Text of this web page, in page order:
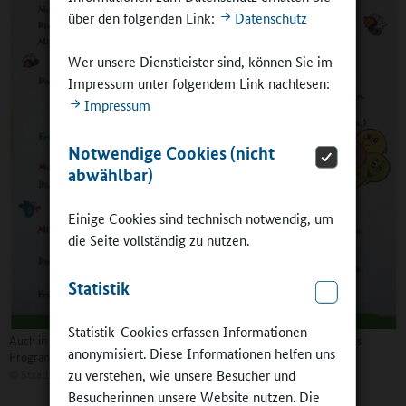
über den folgenden Link:
Datenschutz
Wer unsere Dienstleister sind, können Sie im
Impressum unter folgendem Link nachlesen:
Impressum
Notwendige Cookies (nicht
abwählbar)
Einige Cookies sind technisch notwendig, um
die Seite vollständig zu nutzen.
Statistik
Statistik-Cookies erfassen Informationen
anonymisiert. Diese Informationen helfen uns
zu verstehen, wie unsere Besucher und
Besucherinnen unsere Website nutzen. Die
Auch in den Sommerferien bietet die Ganztagsgrundschule ein volles
Staatliche Grundschule Rudolstadt-West